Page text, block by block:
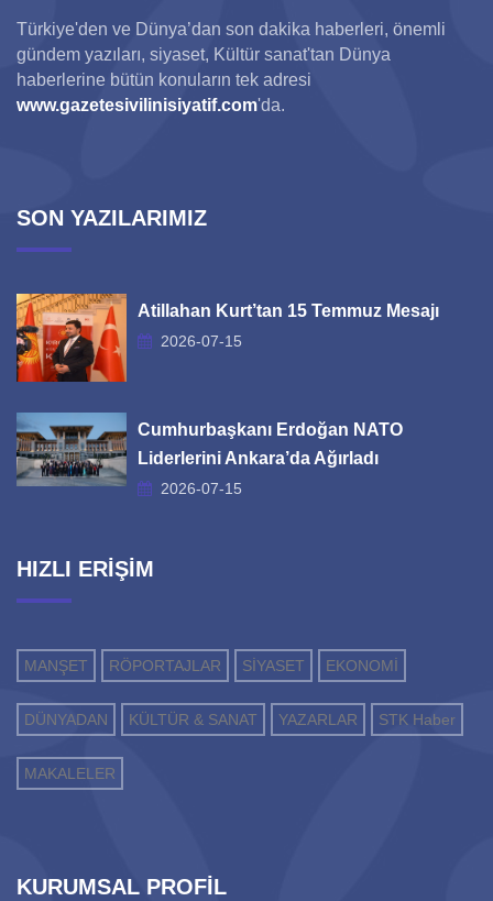
Türkiye'den ve Dünya’dan son dakika haberleri, önemli
gündem yazıları, siyaset, Kültür sanat'tan Dünya
haberlerine bütün konuların tek adresi
www.gazetesivilinisiyatif.com'da.
SON YAZILARIMIZ
Atillahan Kurt’tan 15 Temmuz Mesajı
2026-07-15
Cumhurbaşkanı Erdoğan NATO
Liderlerini Ankara’da Ağırladı
2026-07-15
HIZLI ERİŞİM
MANŞET RÖPORTAJLAR SİYASET EKONOMİ
DÜNYADAN KÜLTÜR & SANAT YAZARLAR STK Haber
MAKALELER
KURUMSAL PROFİL